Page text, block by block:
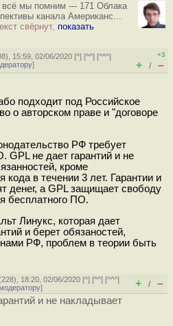
всё мы помним --- 171 Облака
канала Американс...
свёрнут, показать
), 15:59, 02/06/2020 [^] [^^] [^^^]
]
+3
+ / –
подходит под Российское
о авторском праве и "договоре
РФ требует
GPL не дает гарантий и не
кроме
кода в течении 3 лет. Гарантии и
денег, а GPL защищает свободу
бесплатного ПО.
Линукс, которая дает
и берет обязаностей,
РФ, проблем в теории быть
228), 18:20, 02/06/2020 [^] [^^] [^^^]
] + / –
и не накладывает